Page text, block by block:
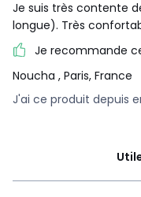
Je suis très contente
longue). Très
Je recommande
Noucha , Paris, France
J'ai ce produit depuis